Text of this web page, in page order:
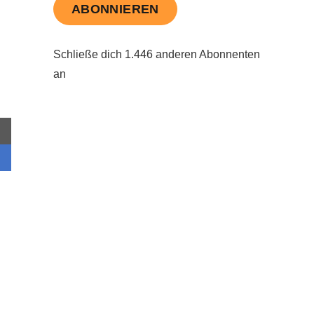
ABONNIEREN
Schließe dich 1.446 anderen Abonnenten
an